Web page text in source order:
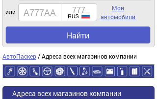
или
Мои
автомобили
Найти
АвтоПаскер / Адреса всех магазинов компании
Адреса всех магазинов компании